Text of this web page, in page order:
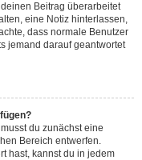
Beitrag überarbeitet
eine Notiz hinterlassen,
dass normale Benutzer
jemand darauf geantwortet
du zunächst eine
Bereich entwerfen.
hast, kannst du in jedem